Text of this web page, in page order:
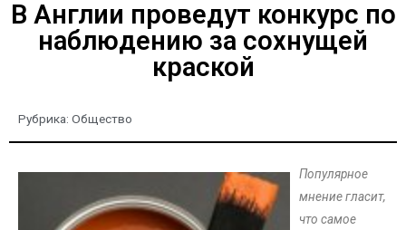
В Англии проведут конкурс по
наблюдению за сохнущей
краской
Рубрика: Общество
Популярное
мнение гласит,
что самое